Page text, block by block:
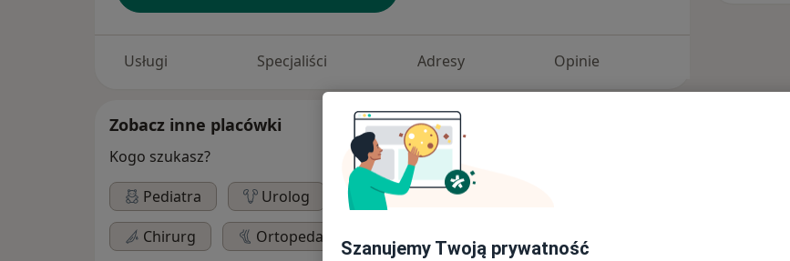
Usługi Specjaliści Adresy Opinie
Zobacz inne placówki
Kogo szukasz?
Pediatra
Urolog Laryngolog
Chirurg
Ortopeda
Szanujemy Twoją prywatność